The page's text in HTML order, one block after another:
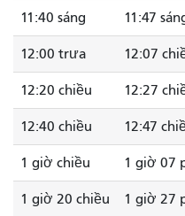
11:40 sáng 11:47
12:00 trưa 12:07
12:20 chiều 12:27
12:40 chiều 12:47
1 giờ chiều 1 giờ 07
1 giờ 20 chiều 1 giờ 27